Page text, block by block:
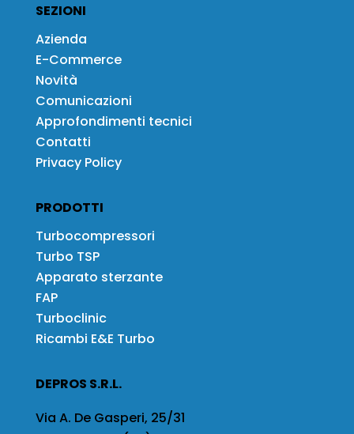
SEZIONI
Azienda
E-Commerce
Novità
Comunicazioni
Approfondimenti tecnici
Contatti
Privacy Policy
PRODOTTI
Turbocompressori
Turbo TSP
Apparato sterzante
FAP
Turboclinic
Ricambi E&E Turbo
DEPROS S.R.L.
Via A. De Gasperi, 25/31